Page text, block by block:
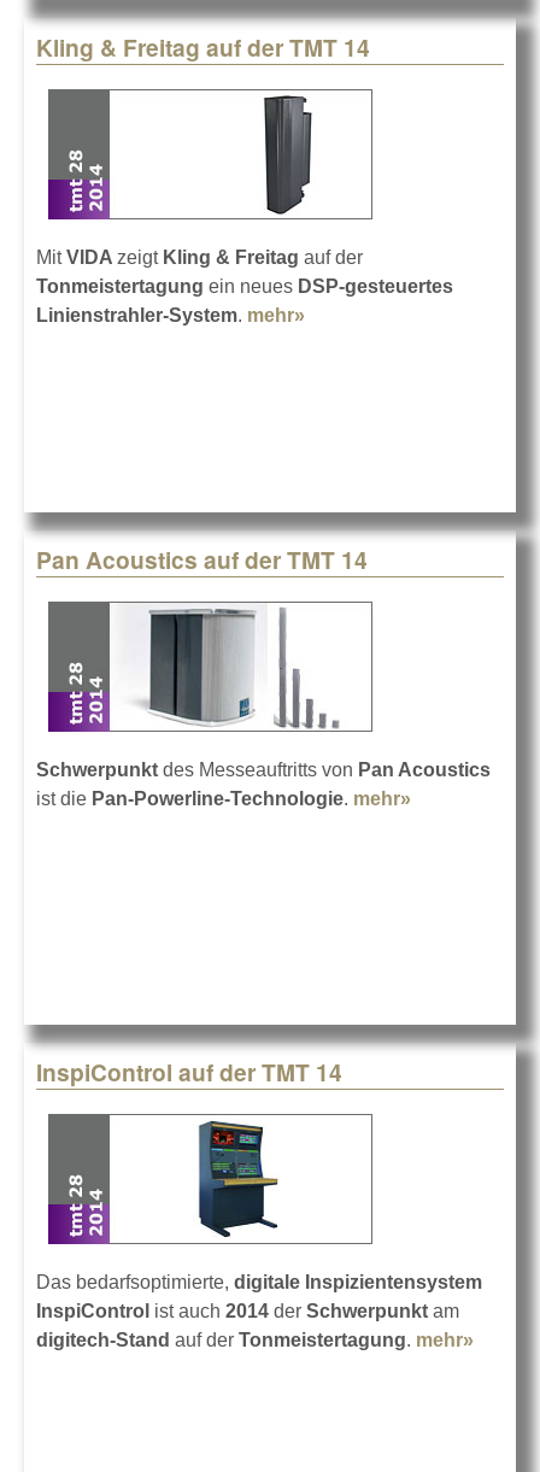
Kling & Freitag auf der TMT 14
MitVIDA zeigt Kling & Freitag auf der
Tonmeistertagung ein neues DSP-gesteuertes
Linienstrahler-System. mehr»
Pan Acoustics auf der TMT 14
Schwerpunkt des Messeauftritts von Pan Acoustics
ist die Pan-Powerline-Technologie. mehr»
InspiControl auf der TMT 14
Das bedarfsoptimierte, digitale Inspizientensystem
InspiControl ist auch 2014 der Schwerpunkt am
digitech-Stand auf der Tonmeistertagung. mehr»